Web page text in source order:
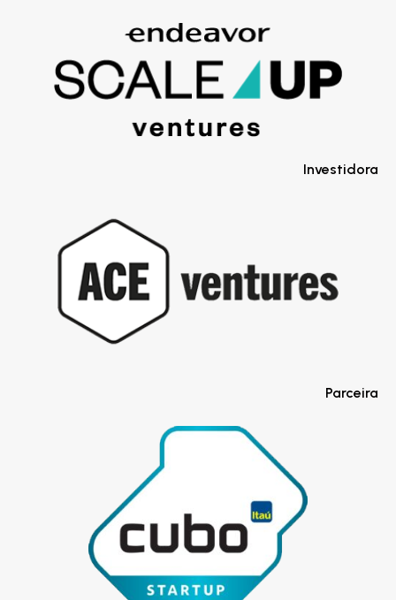
Investidora
Parceira